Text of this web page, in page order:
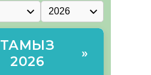
ТАМЫЗ
2026
»